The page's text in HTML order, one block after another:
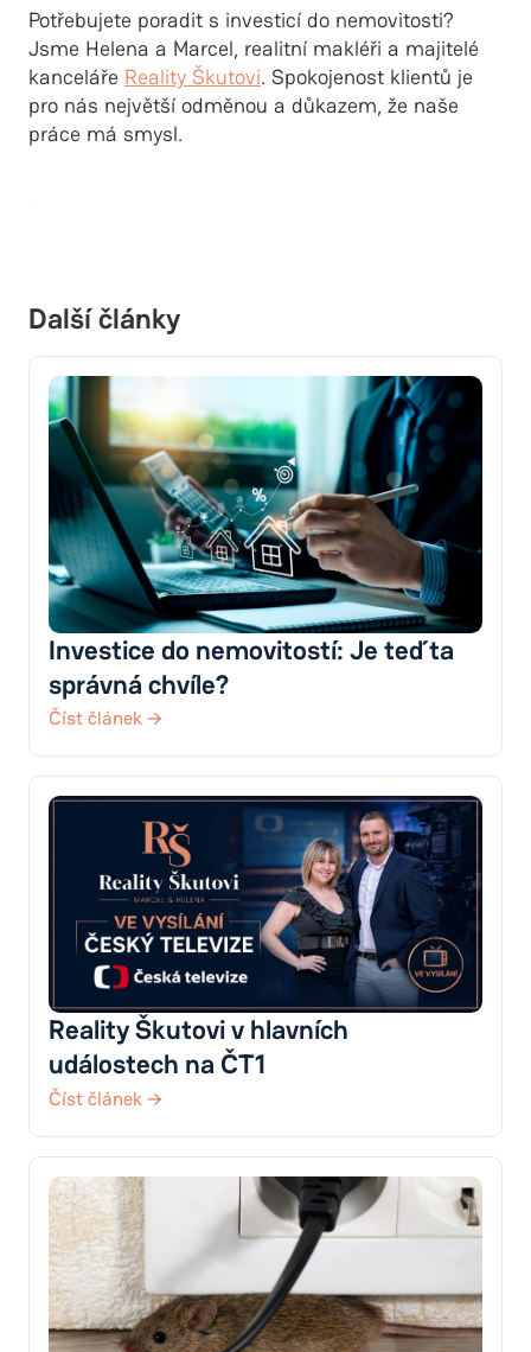
Potřebujete poradit s investicí do nemovitosti?
Jsme Helena a Marcel, realitní makléři a majitelé
kanceláře Reality Škutovi. Spokojenost klientů je
pro nás největší odměnou a důkazem, že naše
práce má smysl.
Další články
Investice do nemovitostí: Je teď ta
správná chvíle?
Číst článek →
Reality Škutovi v hlavních
událostech na ČT1
Číst článek →